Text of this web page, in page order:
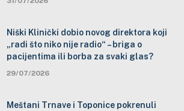
Niški Klinički dobio novog direktora koji
„radi što niko nije radio“ – briga o
pacijentima ili borba za svaki glas?
29/07/2026
Meštani Trnave i Toponice pokrenuli